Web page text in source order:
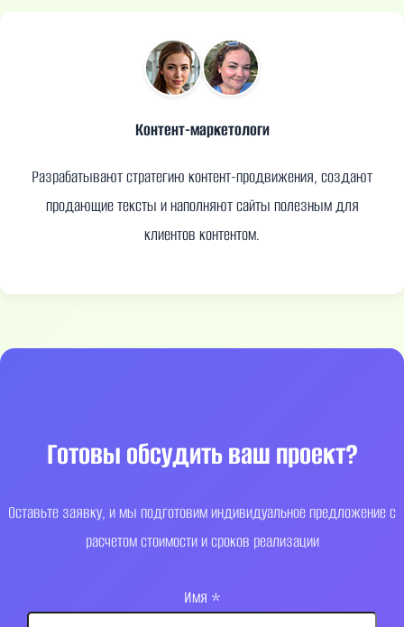
Контент-маркетологи
Разрабатывают стратегию контент-продвижения, создают
продающие тексты и наполняют сайты полезным для
клиентов контентом.
Готовы обсудить ваш проект?
Оставьте заявку, и мы подготовим индивидуальное предложение с
расчетом стоимости и сроков реализации
Имя *